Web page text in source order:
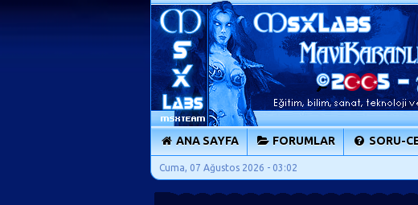
ANA SAYFA FORUMLAR SORU-
Cuma, 07 Ağustos 2026 - 03:02